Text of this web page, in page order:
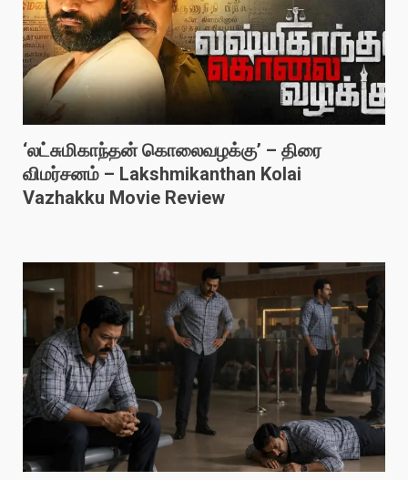
‘லட்சுமிகாந்தன் கொலைவழக்கு’ – திரை
விமர்சனம் – Lakshmikanthan Kolai
Vazhakku Movie Review